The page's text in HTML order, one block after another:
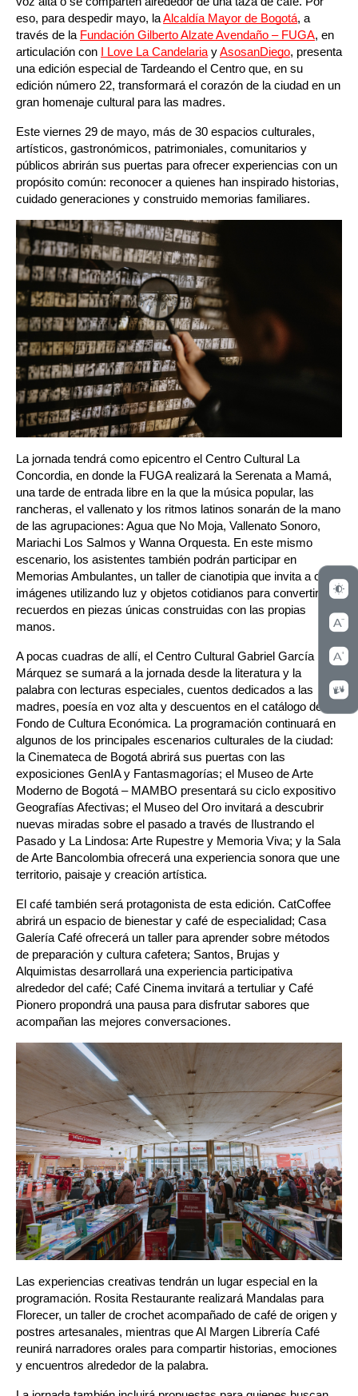
eso, para despedir mayo, laAlcaldía Mayor de Bogotá, a
través de la Fundación Gilberto Alzate Avendaño – FUGA, en
articulación con
I Love La Candelaria y AsosanDiego, presenta
una edición especial de Tardeando el Centro que, en su
edición número 22, transformará el corazón de la ciudad en un
gran homenaje cultural para las madres.
Este viernes 29 de mayo, más de 30 espacios culturales,
artísticos, gastronómicos, patrimoniales, comunitarios y
públicos abrirán sus puertas para ofrecer experiencias con un
propósito común: reconocer a quienes han inspirado historias,
cuidado generaciones y construido memorias familiares.
La jornada tendrá como epicentro el Centro Cultural La
Concordia, en donde la FUGA realizará la Serenata a Mamá,
una tarde de entrada libre en la que la música popular, las
rancheras, el vallenato y los ritmos latinos sonarán de la mano
de las agrupaciones: Agua que No Moja, Vallenato Sonoro,
Mariachi Los Salmos y Wanna Orquesta. En este mismo
escenario, los asistentes también podrán participar en
Memorias Ambulantes, un taller de cianotipia que invita a crear
imágenes utilizando luz y objetos cotidianos para convertir
recuerdos en piezas únicas construidas con las propias
manos.
A pocas cuadras de allí, el Centro Cultural Gabriel García
Márquez se sumará a la jornada desde la literatura y la
palabra con lecturas especiales, cuentos dedicados a las
madres, poesía en voz alta y descuentos en el catálogo del
Fondo de Cultura Económica. La programación continuará en
algunos de los principales escenarios culturales de la ciudad:
la Cinemateca de Bogotá abrirá sus puertas con las
exposiciones GenIA y Fantasmagorías; el Museo de Arte
Moderno de Bogotá – MAMBO presentará su ciclo expositivo
Geografías Afectivas; el Museo del Oro invitará a descubrir
nuevas miradas sobre el pasado a través de Ilustrando el
Pasado y La Lindosa: Arte Rupestre y Memoria Viva; y la Sala
de Arte Bancolombia ofrecerá una experiencia sonora que une
territorio, paisaje y creación artística.
El café también será protagonista de esta edición. CatCoffee
abrirá un espacio de bienestar y café de especialidad; Casa
Galería Café ofrecerá un taller para aprender sobre métodos
de preparación y cultura cafetera; Santos, Brujas y
Alquimistas desarrollará una experiencia participativa
alrededor del café; Café Cinema invitará a tertuliar y Café
Pionero propondrá una pausa para disfrutar sabores que
acompañan las mejores conversaciones.
Las experiencias creativas tendrán un lugar especial en la
programación. Rosita Restaurante realizará Mandalas para
Florecer, un taller de crochet acompañado de café de origen y
postres artesanales, mientras que Al Margen Librería Café
reunirá narradores orales para compartir historias, emociones
y encuentros alrededor de la palabra.